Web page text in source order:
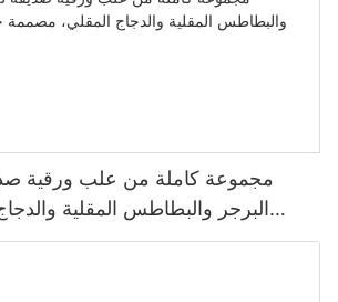
مجموعة كاملة من علب ورقية
البرجر والبطاطس المقلية
خصيصًا من قبل شركة WELM.